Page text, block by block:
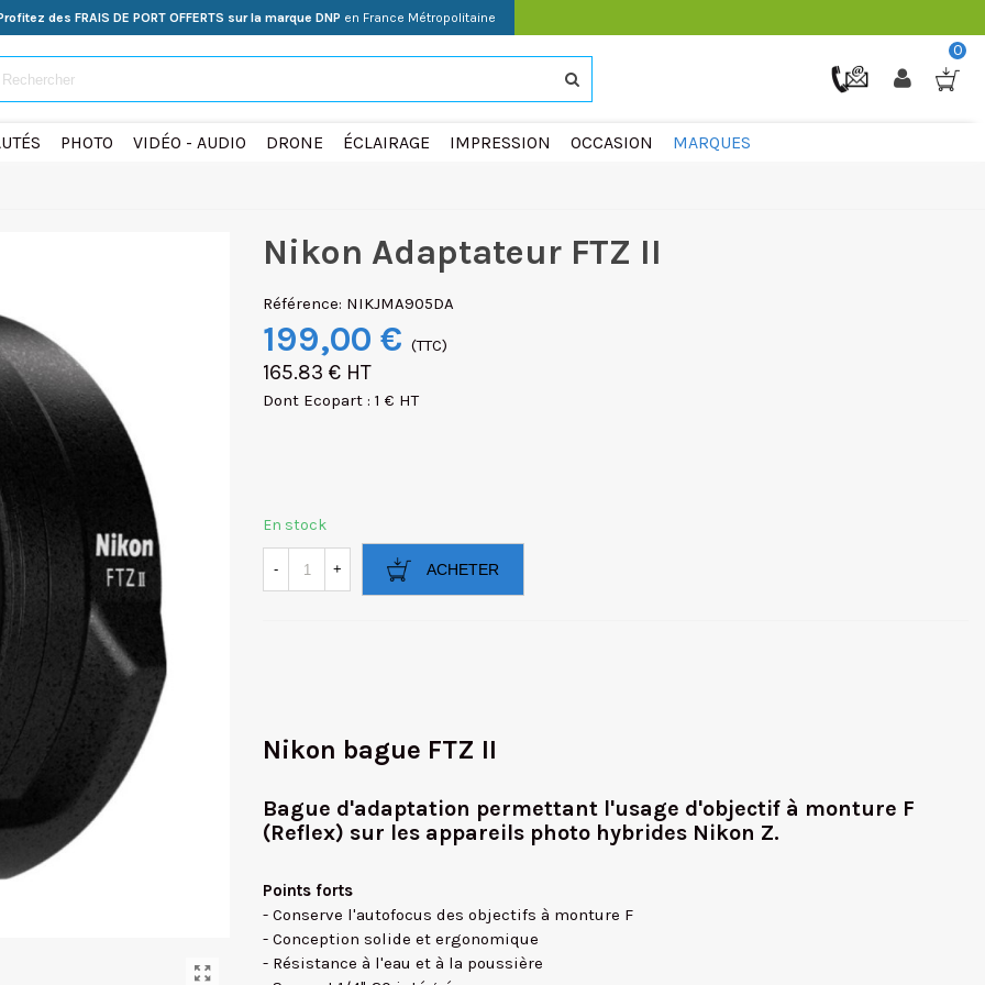
des FRAIS DE PORT OFFERTS sur la marque DNP en France Métropolitaine
0
PHOTO VIDÉO - AUDIO DRONE ÉCLAIRAGE IMPRESSION OCCASION MARQUES
Nikon Adaptateur FTZ II
Référence: NIKJMA905DA
199,00 € (TTC)
165.83 € HT
Dont Ecopart : 1 € HT
En stock
- + ACHETER
Nikon bague FTZ II
Bague d'adaptation permettant l'usage d'objectif à monture F
(Reflex) sur les appareils photo hybrides Nikon Z.
Points forts
- Conserve l'autofocus des objectifs à monture F
- Conception solide et ergonomique
- Résistance à l'eau et à la poussière